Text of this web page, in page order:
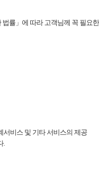
률」에 따라 고객님께 꼭 필
서비스 및 기타 서비스의 제공
.